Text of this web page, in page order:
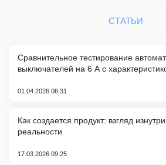
СТАТЬИ
Сравнительное тестирование
выключателей на 6 А с
01.04.2026 06:31
Как создается продукт: взгляд
реальности
17.03.2026 09:25